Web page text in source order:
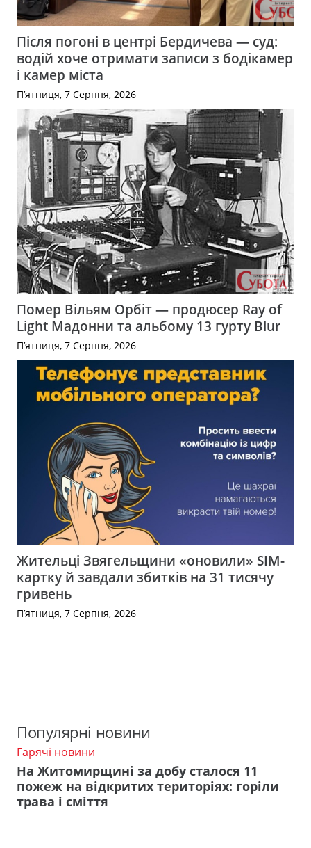
Після погоні в центрі Бердичева — суд:
водій хоче отримати записи з бодікамер
і камер міста
П’ятниця, 7 Серпня, 2026
Помер Вільям Орбіт — продюсер Ray of
Light Мадонни та альбому 13 гурту Blur
П’ятниця, 7 Серпня, 2026
Жительці Звягельщини «оновили» SIM-
картку й завдали збитків на 31 тисячу
гривень
П’ятниця, 7 Серпня, 2026
Популярні новини
Гарячі новини
На Житомирщині за добу сталося 11
пожеж на відкритих територіях: горіли
трава і сміття